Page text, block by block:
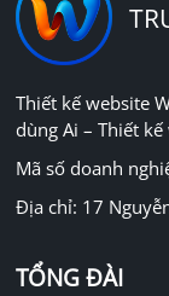
Thiết kế website
dùng Ai – Thiết
Mã số doanh
Địa chỉ: 17
TỔNG ĐÀI